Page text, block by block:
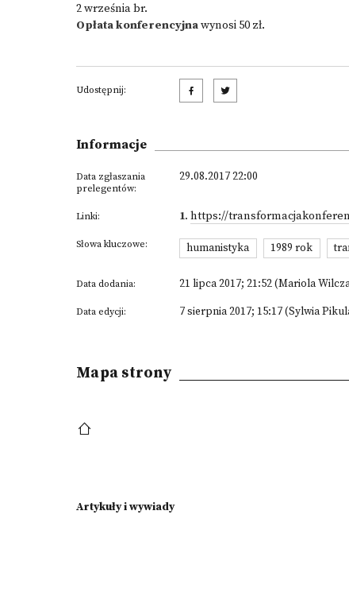
2 września br.
Opłata konferencyjnawynosi 50 zł.
Udostępnij:
Informacje
Data zgłaszania
prelegentów:
29.08.2017 22:00
Linki: 1. https://
Słowa kluczowe: humanistyka 1989 rok
Data dodania: 21 lipca 2017; 21:52 (Mariola
Data edycji: 7 sierpnia 2017; 15:17 (Sylwia
Mapa strony
Artykuły i wywiady